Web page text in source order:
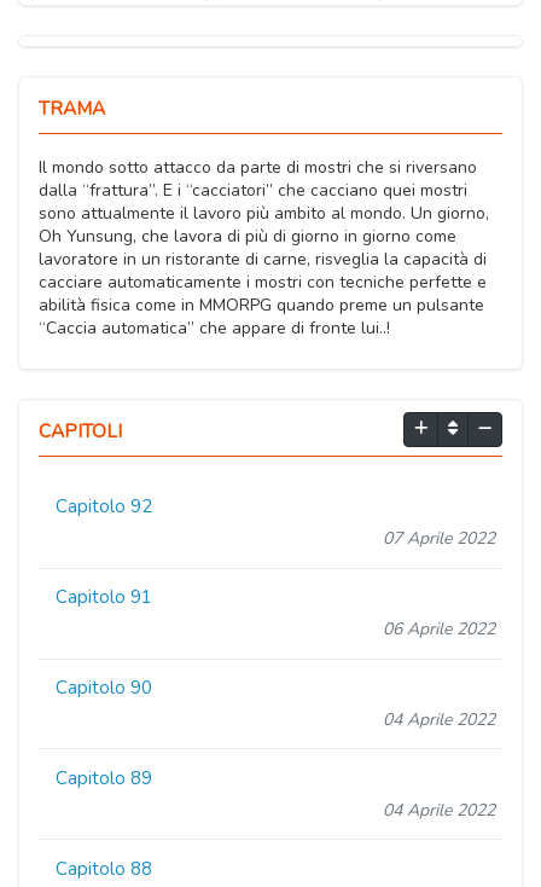
TRAMA
Il mondo sotto attacco da parte di mostri che si riversano
dalla “frattura”. E i “cacciatori” che cacciano quei mostri
sono attualmente il lavoro più ambito al mondo. Un giorno,
Oh Yunsung, che lavora di più di giorno in giorno come
lavoratore in un ristorante di carne, risveglia la capacità di
cacciare automaticamente i mostri con tecniche perfette e
abilità fisica come in MMORPG quando preme un pulsante
“Caccia automatica” che appare di fronte lui..!
CAPITOLI
Capitolo 92
07 Aprile 2022
Capitolo 91
06 Aprile 2022
Capitolo 90
04 Aprile 2022
Capitolo 89
04 Aprile 2022
Capitolo 88